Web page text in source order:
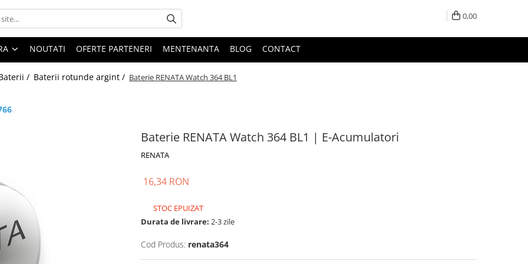
0,00
NOUTATI OFERTE PARTENERI MENTENANTA BLOG CONTACT
/ Baterii rotunde argint / Baterie RENATA Watch 364 BL1
Baterie RENATA Watch 364 BL1 | E-Acumulatori
RENATA
16,34 RON
STOC EPUIZAT
Durata de livrare: 2-3 zile
Cod Produs: renata364